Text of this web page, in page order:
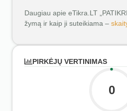
Daugiau apie eTikra.LT
žymą ir kaip ji suteikiama –
PIRKĖJŲ VERTINIMAS
0